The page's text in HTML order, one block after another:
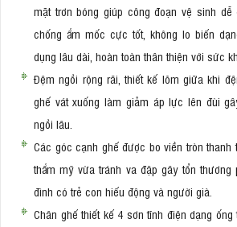
mặt trơn bóng giúp công đoạn vệ sinh dễ
chống ẩm mốc cực tốt, không lo biến
dụng lâu dài, hoàn toàn thân thiện với sức
Đệm ngồi rộng rãi, thiết kế lõm giữa khi
ghế vát xuống làm giảm áp lực lên đùi
ngồi lâu.
Các góc cạnh ghế được bo viền tròn thanh
thẩm mỹ vừa tránh va đập gây tổn
đình có trẻ con hiếu động và người già.
Chân ghế thiết kế 4 sơn tĩnh điện dạng